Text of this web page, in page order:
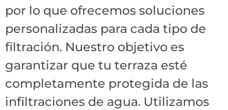
por lo que ofrecemos soluciones
personalizadas para cada tipo de
filtración. Nuestro objetivo es
garantizar que tu terraza esté
completamente protegida de las
infiltraciones de agua. Utilizamos